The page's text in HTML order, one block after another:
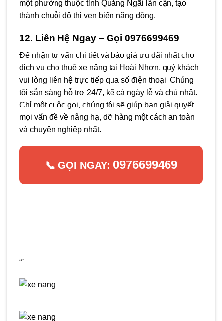
một phường thuộc tỉnh Quảng Ngãi lân cận, tạo
thành chuỗi đô thị ven biển năng động.
12. Liên Hệ Ngay – Gọi 0976699469
Để nhận tư vấn chi tiết và báo giá ưu đãi nhất cho
dịch vụ cho thuê xe nâng tại Hoài Nhơn, quý khách
vui lòng liên hệ trực tiếp qua số điện thoại. Chúng
tôi sẵn sàng hỗ trợ 24/7, kể cả ngày lễ và chủ nhật.
Chỉ một cuộc gọi, chúng tôi sẽ giúp bạn giải quyết
mọi vấn đề về nâng hạ, dỡ hàng một cách an toàn
và chuyên nghiệp nhất.
📞 GỌI NGAY: 0976699469
“`